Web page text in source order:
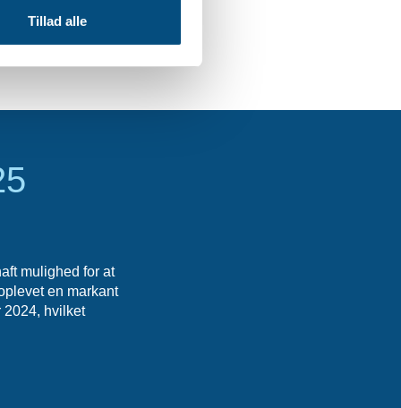
Tillad alle
mulighed for at
en markant
2024, hvilket